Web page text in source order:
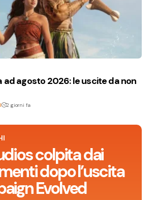
colpita dai
dopo l’uscita
Evolved
ad agosto 2026: le uscite da non
2 giorni fa